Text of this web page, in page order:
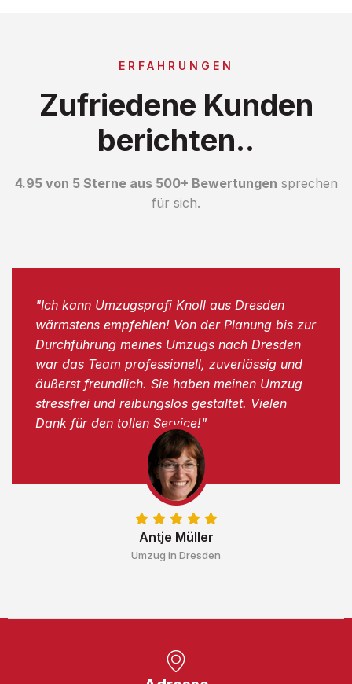
ERFAHRUNGEN
Zufriedene Kunden
berichten..
4.95 von 5 Sterne aus 500+ Bewertungen sprechen
für sich.
Antje Müller
Umzug in Dresden
"Ich kann Umzugsprofi Knoll aus Dresden
wärmstens empfehlen! Von der Planung bis zur
Durchführung meines Umzugs nach Dresden
war das Team professionell, zuverlässig und
äußerst freundlich. Sie haben meinen Umzug
stressfrei und reibungslos gestaltet. Vielen
Dank für den tollen Service!"